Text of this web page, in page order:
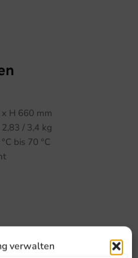
verwalten
H 660 mm
/ 3,4 kg
bis 70 °C